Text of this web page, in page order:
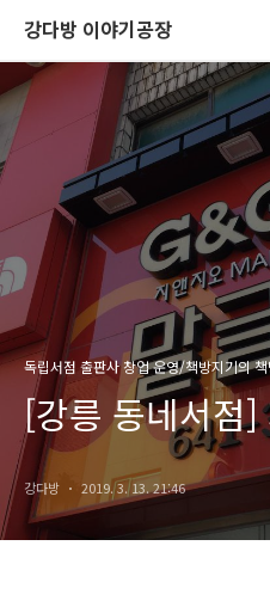
강다방 이야기공장
독립서점 출판사 창업 운영/책방지기의
[강릉 동네서점
강다방 2019. 3. 13. 21:46